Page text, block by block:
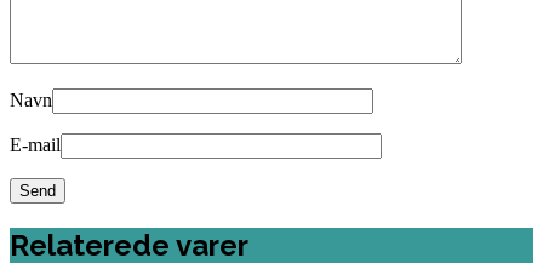
Navn
E-mail
Relaterede varer